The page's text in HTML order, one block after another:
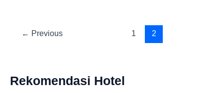
← Previous 1 2
Rekomendasi Hotel